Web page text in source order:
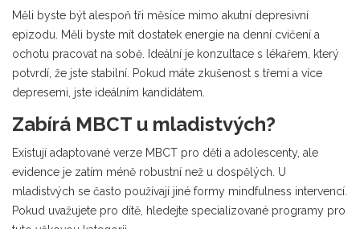
Měli byste být alespoň tři měsíce mimo akutní depresivní
epizodu. Měli byste mít dostatek energie na denní cvičení a
ochotu pracovat na sobě. Ideální je konzultace s lékařem, který
potvrdí, že jste stabilní. Pokud máte zkušenost s třemi a více
depresemi, jste ideálním kandidátem.
Zabírá MBCT u mladistvých?
Existují adaptované verze MBCT pro děti a adolescenty, ale
evidence je zatím méně robustní než u dospělých. U
mladistvých se často používají jiné formy mindfulness intervencí.
Pokud uvažujete pro dítě, hledejte specializované programy pro